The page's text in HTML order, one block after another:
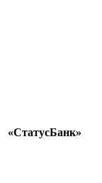
«СтатусБанк»